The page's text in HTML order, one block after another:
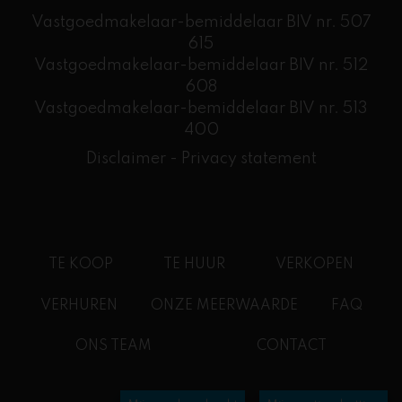
Vastgoedmakelaar-bemiddelaar BIV nr. 507
615
Vastgoedmakelaar-bemiddelaar BIV nr. 512
608
​Vastgoedmakelaar-bemiddelaar BIV nr. 513
400
Disclaimer - Privacy statement
TE KOOP TE HUUR VERKOPEN
VERHUREN ONZE MEERWAARDE FAQ
ONS TEAM CONTACT